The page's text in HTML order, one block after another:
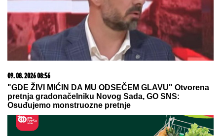
20. 07. 2026 08:04
REGISTRUJ SE UZ PROMO KOD CASINO Preuzmi
1500 BESPLATNIH SPINOVA